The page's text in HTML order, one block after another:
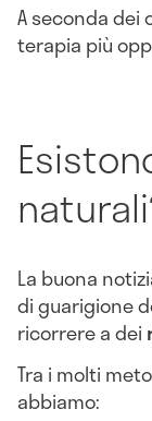
A seconda dei
terapia più
La buona
di guarigione
ricorrere a dei
Tra i molti
abbiamo: